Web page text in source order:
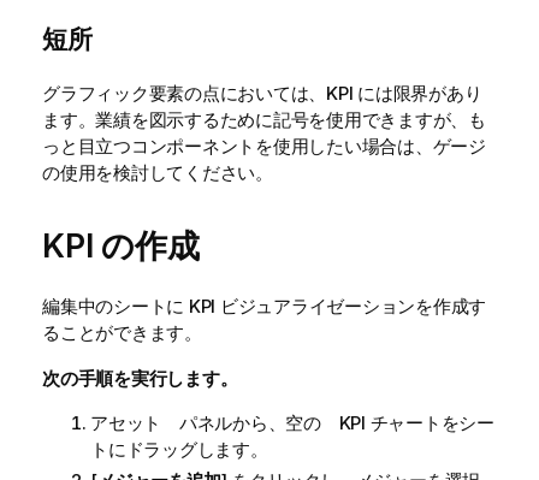
短所
グラフィック要素の点においては、KPI には限界があり
ます。業績を図示するために記号を使用できますが、も
っと目立つコンポーネントを使用したい場合は、ゲージ
の使用を検討してください。
KPI の作成
編集中のシートに KPI ビジュアライゼーションを作成す
ることができます。
次の手順を実行します。
アセット パネルから、空の KPI チャートをシー
トにドラッグします。